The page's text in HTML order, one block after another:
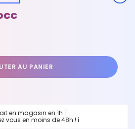
AU PANIER
en magasin en 1h ℹ
vous en moins de 48h ! ℹ